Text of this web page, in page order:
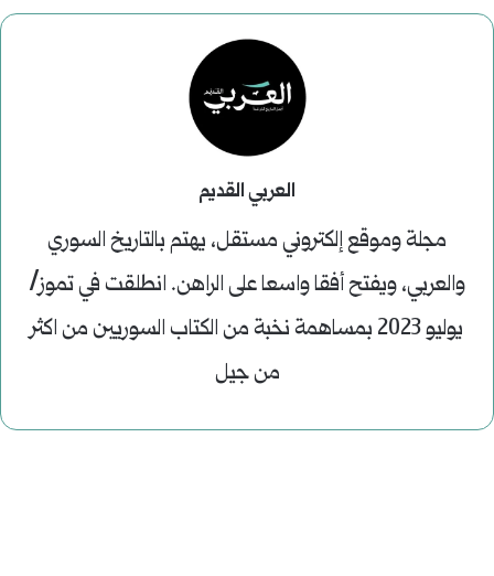
العربي القديم
مجلة وموقع إلكتروني مستقل، يهتم بالتاريخ السوري
والعربي، ويفتح أفقا واسعا على الراهن. انطلقت في تموز/
يوليو 2023 بمساهمة نخبة من الكتاب السوريين من اكثر
من جيل